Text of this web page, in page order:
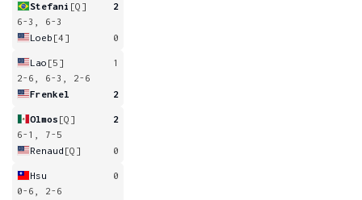
Stefani [Q]
2
6-3, 6-3
Loeb [4] 0
Lao [5]
1
2-6, 6-3, 2-6
Frenkel
2
Olmos [Q]
2
6-1, 7-5
Renaud [Q] 0
Hsu
0
0-6, 2-6